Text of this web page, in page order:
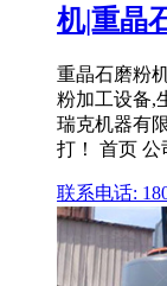
机|重晶
重晶石磨粉
粉加工设备,
瑞克机器有
打！ 首页 公
联系电话: